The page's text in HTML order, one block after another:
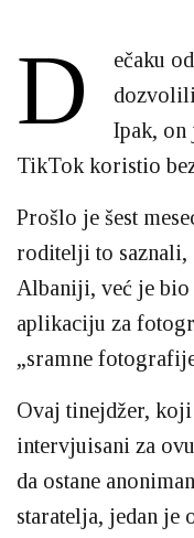
D
ečaku
Ipak,
TikTok koristio
Prošlo je šest
roditelji to saznali,
Albaniji, već je bio
aplikaciju za
„sramne
Ovaj tinejdžer,
intervjuisani za
da ostane
staratelja, jedan je